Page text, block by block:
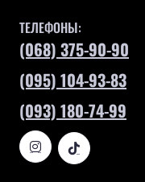
ТЕЛЕФОНЫ:
(068) 375-90-90
(095) 104-93-83
(093) 180-74-99